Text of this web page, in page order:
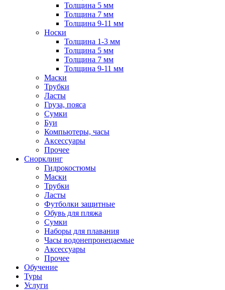
Толщина 5 мм
Толщина 7 мм
Толщина 9-11 мм
Носки
Толщина 1-3 мм
Толщина 5 мм
Толщина 7 мм
Толщина 9-11 мм
Маски
Трубки
Ласты
Груза, пояса
Сумки
Буи
Компьютеры, часы
Аксессуары
Прочее
Снорклинг
Гидрокостюмы
Маски
Трубки
Ласты
Футболки защитные
Обувь для пляжа
Сумки
Наборы для плавания
Часы водонепронецаемые
Аксессуары
Прочее
Обучение
Туры
Услуги